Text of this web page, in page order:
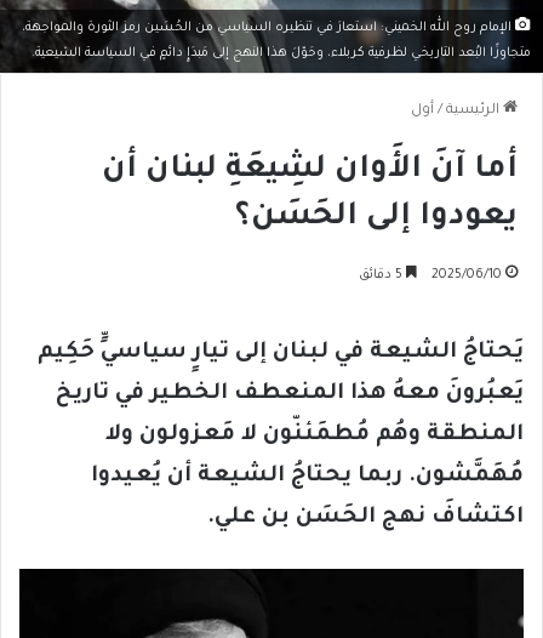
الإمام روح الله الخميني: استعارَ في تنظيره السياسي من الحُسَين رمز الثورة والمواجهة،
متجاوزًا البُعد التاريخي لظرفية كربلاء، وحَوّلَ هذا النهج إلى مَبدَإٍ دائمٍ في السياسة الشيعية.
الرئيسية / أول
أما آنَ الأَوان لشِيعَةِ لبنان أن
يعودوا إلى الحَسَن؟
2025/06/10
يَحتاجُ الشيعة في لبنان إلى تيارٍ سياسيٍّ حَكِيم
يَعبُرونَ معهُ هذا المنعطف الخطير في تاريخ
المنطقة وهُم مُطمَئنّون لا مَعزولون ولا
مُهَمَّشون. ربما يحتاجُ الشيعة أن يُعيدوا
اكتشافَ نهج الحَسَن بن علي.